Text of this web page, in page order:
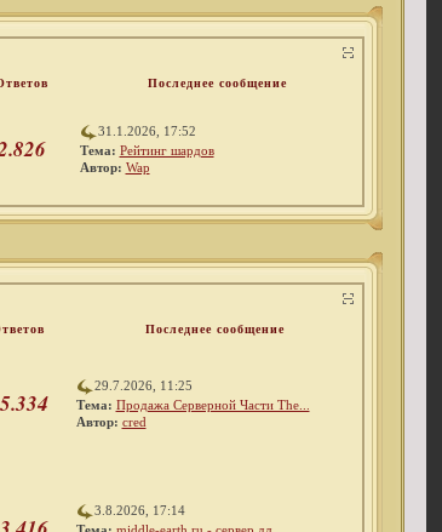
Последнее сообщение
31.1.2026, 17:52
Тема: Рейтинг шардов
Автор: Wap
Последнее сообщение
29.7.2026, 11:25
Тема: Продажа Серверной Части The...
Автор: cred
3.8.2026, 17:14